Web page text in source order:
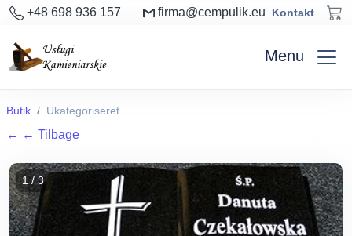
+48 698 936 157 firma@cempulik.eu Kontakt
Menu
Butik Ukategoriseret
← ← Tilbage
1 / 3